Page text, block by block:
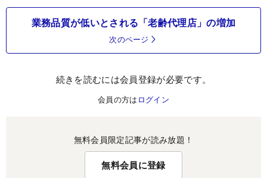
業務品質が低いとされる「老齢代理店」の増加
次のページ
続きを読むには会員登録が必要です。
会員の方は ログイン
無料会員限定記事が読み放題！
無料会員に登録